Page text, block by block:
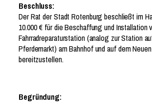
Beschluss:
Der Rat der Stadt Rotenburg beschließt im
10.000 € für die Beschaffung und Installation
Fahrradreparaturstation (analog zur Station
Pferdemarkt) am Bahnhof und auf dem
bereitzustellen.
Begründung: